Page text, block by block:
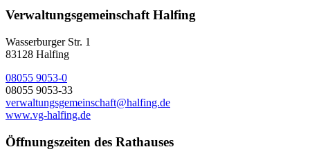
Verwaltungsgemeinschaft Halfing
Wasserburger Str. 1
83128 Halfing
08055 9053-0
08055 9053-33
verwaltungsgemeinschaft@halfing.de
www.vg-halfing.de
Öffnungszeiten des Rathauses